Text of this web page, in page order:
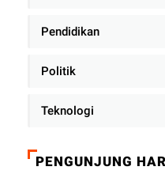
Pendidikan
Politik
Teknologi
PENGUNJUNG